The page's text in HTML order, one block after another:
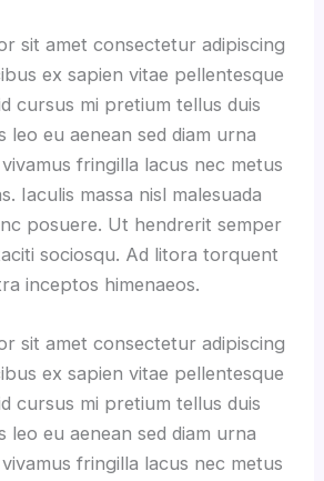
sit amet consectetur adipiscing
ex sapien vitae pellentesque
cursus mi pretium tellus duis
leo eu aenean sed diam urna
fringilla lacus nec metus
Iaculis massa nisl malesuada
posuere. Ut hendrerit semper
sociosqu. Ad litora torquent
inceptos himenaeos.
sit amet consectetur adipiscing
ex sapien vitae pellentesque
cursus mi pretium tellus duis
leo eu aenean sed diam urna
fringilla lacus nec metus